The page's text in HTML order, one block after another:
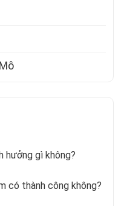
hưởng gì không?
có thành công không?